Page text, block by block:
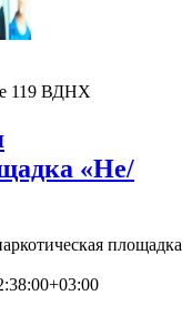
119 ВДНХ
«Не/
площадка